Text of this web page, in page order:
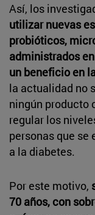
Así, los
utilizar nuevas
probióticos,
administrados
un beneficio en
la actualidad no
ningún producto
regular los
personas que se
a la diabetes.
Por este motivo,
70 años, con